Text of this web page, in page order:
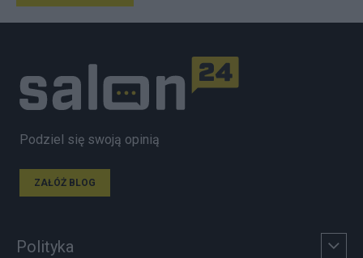
Podziel się swoją opinią
ZAŁÓŻ BLOG
Polityka